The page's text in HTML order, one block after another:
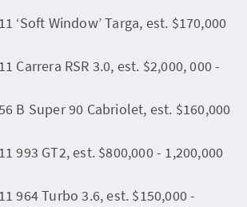
‘Soft Window’ Targa, est. $170,000
Carrera RSR 3.0, est. $2,000, 000 -
B Super 90 Cabriolet, est. $160,000
993 GT2, est. $800,000 - 1,200,000
964 Turbo 3.6, est. $150,000 -